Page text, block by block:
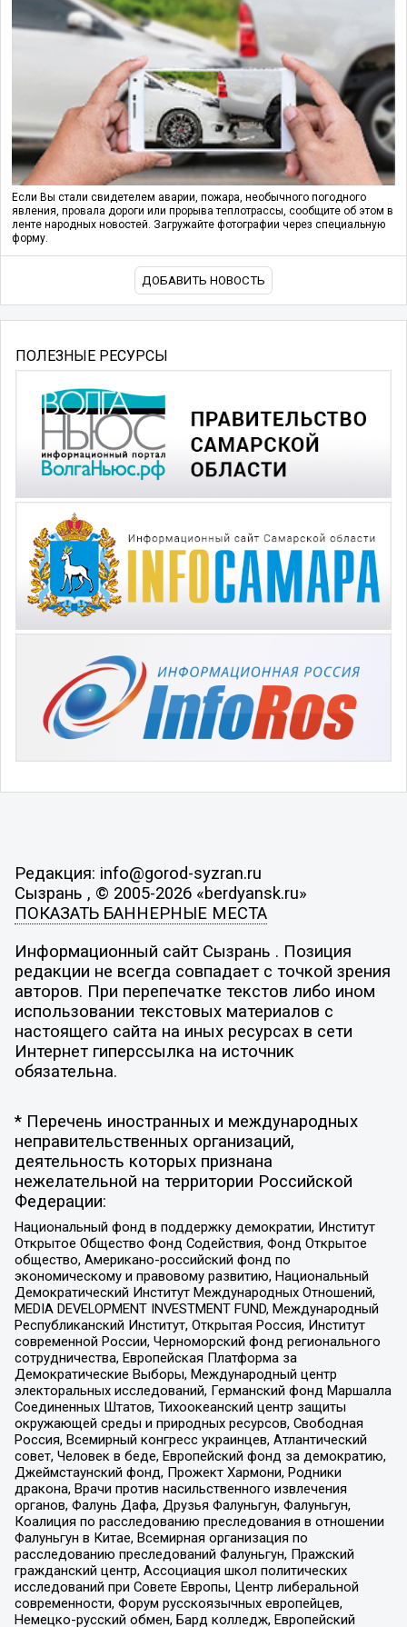
Если Вы стали свидетелем аварии, пожара, необычного погодного
явления, провала дороги или прорыва теплотрассы, сообщите об этом в
ленте народных новостей. Загружайте фотографии через специальную
форму.
ДОБАВИТЬ НОВОСТЬ
ПОЛЕЗНЫЕ РЕСУРСЫ
Редакция: info@gorod-syzran.ru
Сызрань , © 2005-2026 «berdyansk.ru»
ПОКАЗАТЬ БАННЕРНЫЕ МЕСТА
Информационный сайт Сызрань . Позиция
редакции не всегда совпадает с точкой зрения
авторов. При перепечатке текстов либо ином
использовании текстовых материалов с
настоящего сайта на иных ресурсах в сети
Интернет гиперссылка на источник
обязательна.
* Перечень иностранных и международных
неправительственных организаций,
деятельность которых признана
нежелательной на территории Российской
Федерации:
Национальный фонд в поддержку демократии, Институт
Открытое Общество Фонд Содействия, Фонд Открытое
общество, Американо-российский фонд по
экономическому и правовому развитию, Национальный
Демократический Институт Международных Отношений,
MEDIA DEVELOPMENT INVESTMENT FUND, Международный
Республиканский Институт, Открытая Россия, Институт
современной России, Черноморский фонд регионального
сотрудничества, Европейская Платформа за
Демократические Выборы, Международный центр
электоральных исследований, Германский фонд Маршалла
Соединенных Штатов, Тихоокеанский центр защиты
окружающей среды и природных ресурсов, Свободная
Россия, Всемирный конгресс украинцев, Атлантический
совет, Человек в беде, Европейский фонд за демократию,
Джеймстаунский фонд, Прожект Хармони, Родники
дракона, Врачи против насильственного извлечения
органов, Фалунь Дафа, Друзья Фалуньгун, Фалуньгун,
Коалиция по расследованию преследования в отношении
Фалуньгун в Китае, Всемирная организация по
расследованию преследований Фалуньгун, Пражский
гражданский центр, Ассоциация школ политических
исследований при Совете Европы, Центр либеральной
современности, Форум русскоязычных европейцев,
Немецко-русский обмен, Бард колледж, Европейский